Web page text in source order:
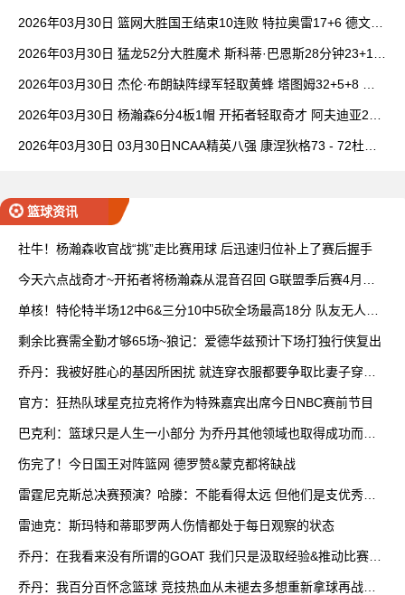
2026年03月30日 篮网大胜国王结束10连败 特拉奥雷17+6 德文·
2026年03月30日 猛龙52分大胜魔术 斯科蒂·巴恩斯28分钟23+15
2026年03月30日 杰伦·布朗缺阵绿军轻取黄蜂 塔图姆32+5+8 普
2026年03月30日 杨瀚森6分4板1帽 开拓者轻取奇才 阿夫迪亚20+
2026年03月30日 03月30日NCAA精英八强 康涅狄格73 - 72杜克
篮球资讯
社牛！杨瀚森收官战“挑”走比赛用球 后迅速归位补上了赛后握手
今天六点战奇才~开拓者将杨瀚森从混音召回 G联盟季后赛4月开
单核！特伦特半场12中6&三分10中5砍全场最高18分 队友无人上
剩余比赛需全勤才够65场~狼记：爱德华兹预计下场打独行侠复出
乔丹：我被好胜心的基因所困扰 就连穿衣服都要争取比妻子穿得
官方：狂热队球星克拉克将作为特殊嘉宾出席今日NBC赛前节目
巴克利：篮球只是人生一小部分 为乔丹其他领域也取得成功而自
伤完了！今日国王对阵篮网 德罗赞&蒙克都将缺战
雷霆尼克斯总决赛预演？哈滕：不能看得太远 但他们是支优秀球
雷迪克：斯玛特和蒂耶罗两人伤情都处于每日观察的状态
乔丹：在我看来没有所谓的GOAT 我们只是汲取经验&推动比赛发
乔丹：我百分百怀念篮球 竞技热血从未褪去多想重新拿球再战一